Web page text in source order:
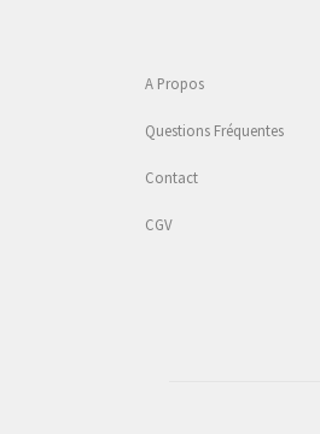
A Propos
Questions Fréquentes
Contact
CGV